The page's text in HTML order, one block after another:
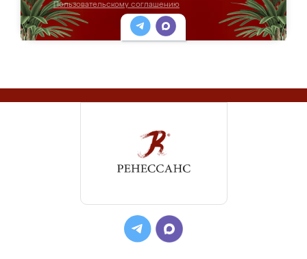
Пользовательскому соглашению